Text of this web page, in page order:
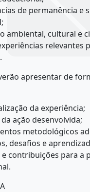
de permanência e
ambiental, cultural e
relevantes
apresentar de
da experiência;
ação desenvolvida;
metodológicos
desafios e
e contribuições para a